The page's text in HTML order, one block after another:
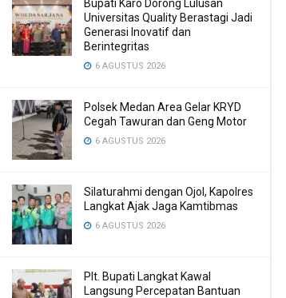
Bupati Karo Dorong Lulusan
Universitas Quality Berastagi Jadi
Generasi Inovatif dan
Berintegritas
6 AGUSTUS 2026
Polsek Medan Area Gelar KRYD
Cegah Tawuran dan Geng Motor
6 AGUSTUS 2026
Silaturahmi dengan Ojol, Kapolres
Langkat Ajak Jaga Kamtibmas
6 AGUSTUS 2026
Plt. Bupati Langkat Kawal
Langsung Percepatan Bantuan